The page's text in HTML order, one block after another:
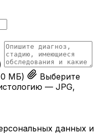
МБ)
Выберите
— JPG,
данных и